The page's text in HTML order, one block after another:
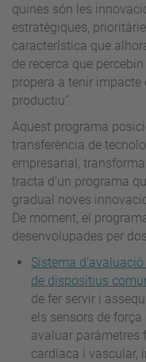
quines són les
estratègiques,
característica que
de recerca que
propera a tenir
productiu”.
Aquest programa
transferència de
empresarial,
tracta d'un programa
gradual noves
De moment, el
desenvolupades per
Sistema
de dispositius
de fer servir i
els sensors de
avaluar
cardíaca i vascular,